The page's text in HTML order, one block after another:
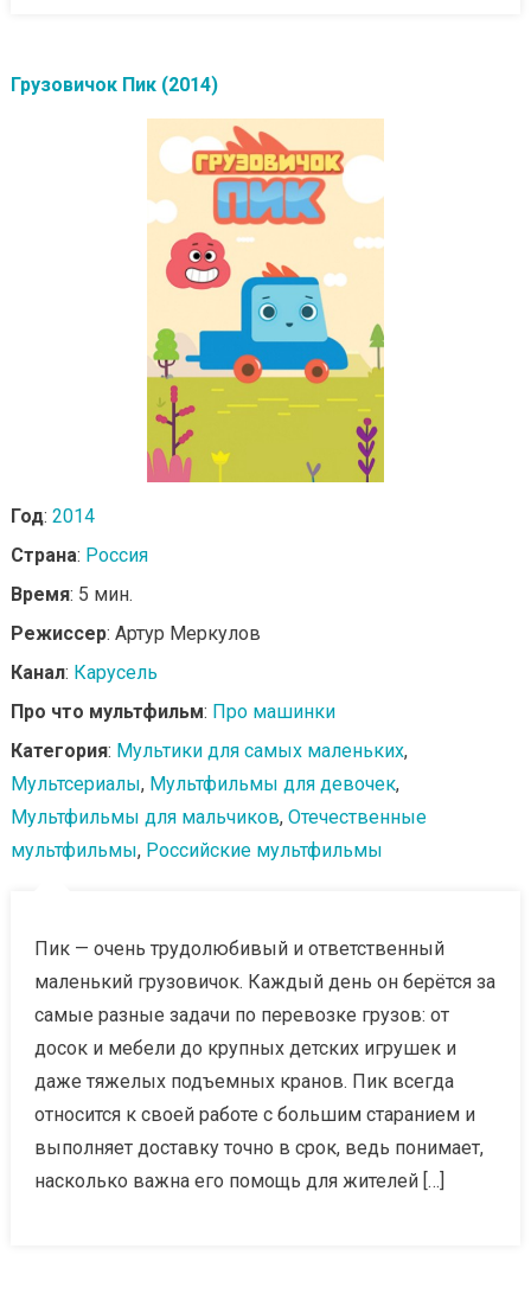
Грузовичок Пик (2014)
Год: 2014
Страна: Россия
Время: 5 мин.
Режиссер: Артур Меркулов
Канал: Карусель
Про что мультфильм: Про машинки
Категория: Мультики для самых маленьких,
Мультсериалы, Мультфильмы для девочек,
Мультфильмы для мальчиков, Отечественные
мультфильмы, Российские мультфильмы
Пик — очень трудолюбивый и ответственный
маленький грузовичок. Каждый день он берётся за
самые разные задачи по перевозке грузов: от
досок и мебели до крупных детских игрушек и
даже тяжелых подъемных кранов. Пик всегда
относится к своей работе с большим старанием и
выполняет доставку точно в срок, ведь понимает,
насколько важна его помощь для жителей […]